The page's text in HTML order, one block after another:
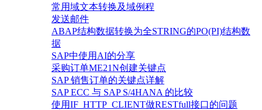
常用域文本转换及域例程
发送邮件
ABAP结构数据转换为全STRING的PO(PI)结构数
据
SAP中使用AI的分享
采购订单ME21N创建关键点
SAP 销售订单的关键点详解
SAP ECC 与 SAP S/4HANA 的比较
使用IF_HTTP_CLIENT做RESTfull接口的问题